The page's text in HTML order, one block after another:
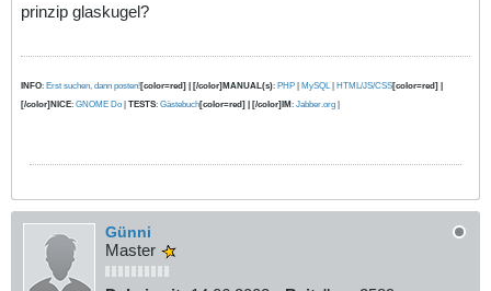
prinzip glaskugel?
INFO: Erst suchen, dann posten![color=red] | [/color]MANUAL(s): PHP | MySQL | HTML/JS/CSS[color=red] |
[/color]NICE: GNOME Do | TESTS: Gästebuch[color=red] | [/color]IM: Jabber.org |
Günni
Master